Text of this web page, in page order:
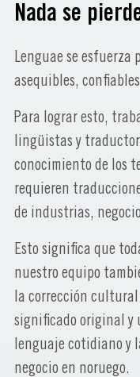
Nada se
Lenguae se esfuerza
asequibles,
Para lograr esto,
lingüistas y
conocimiento de los
requieren
de industrias,
Esto significa que
nuestro equipo
la corrección cultural
significado original y
lenguaje cotidiano y
negocio en noruego.